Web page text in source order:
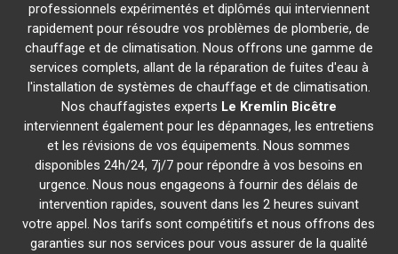
professionnels expérimentés et diplômés qui interviennent
rapidement pour résoudre vos problèmes de plomberie, de
chauffage et de climatisation. Nous offrons une gamme de
services complets, allant de la réparation de fuites d'eau à
l'installation de systèmes de chauffage et de climatisation.
Nos chauffagistes experts Le Kremlin Bicêtre
interviennent également pour les dépannages, les entretiens
et les révisions de vos équipements. Nous sommes
disponibles 24h/24, 7j/7 pour répondre à vos besoins en
urgence. Nous nous engageons à fournir des délais de
intervention rapides, souvent dans les 2 heures suivant
votre appel. Nos tarifs sont compétitifs et nous offrons des
garanties sur nos services pour vous assurer de la qualité